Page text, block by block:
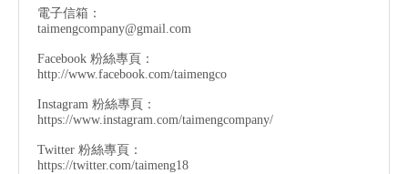
電子信箱：
taimengcompany@gmail.com
Facebook 粉絲專頁：
http://www.facebook.com/taimengco
Instagram 粉絲專頁：
https://www.instagram.com/taimengcompany/
Twitter 粉絲專頁：
https://twitter.com/taimeng18